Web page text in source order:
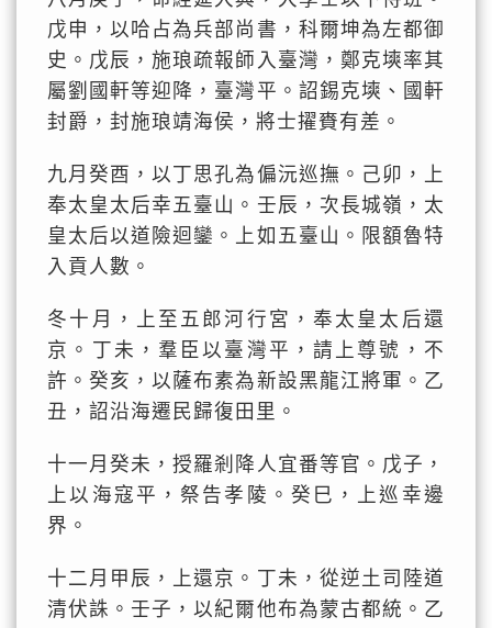
戊申，以哈占為兵部尚書，科爾坤為左都御
史。戊辰，施琅疏報師入臺灣，鄭克塽率其
屬劉國軒等迎降，臺灣平。詔錫克塽、國軒
封爵，封施琅靖海侯，將士擢賚有差。
九月癸酉，以丁思孔為偏沅巡撫。己卯，上
奉太皇太后幸五臺山。壬辰，次長城嶺，太
皇太后以道險迴鑾。上如五臺山。限額魯特
入貢人數。
冬十月，上至五郎河行宮，奉太皇太后還
京。丁未，羣臣以臺灣平，請上尊號，不
許。癸亥，以薩布素為新設黑龍江將軍。乙
丑，詔沿海遷民歸復田里。
十一月癸未，授羅剎降人宜番等官。戊子，
上以海寇平，祭告孝陵。癸巳，上巡幸邊
界。
十二月甲辰，上還京。丁未，從逆土司陸道
清伏誅。壬子，以紀爾他布為蒙古都統。乙